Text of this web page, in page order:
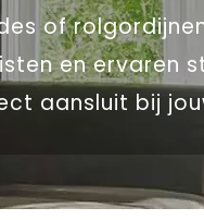
of
en ervaren
aansluit bij